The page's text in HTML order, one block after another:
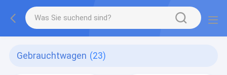
Gebrauchtwagen (23)